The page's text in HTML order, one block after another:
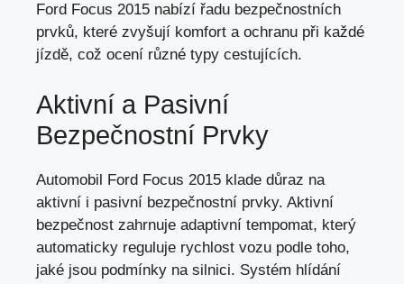
Ford Focus 2015 nabízí řadu bezpečnostních
prvků, které zvyšují komfort a ochranu při každé
jízdě, což ocení různé typy cestujících.
Aktivní a Pasivní
Bezpečnostní Prvky
Automobil Ford Focus 2015 klade důraz na
aktivní i pasivní bezpečnostní prvky. Aktivní
bezpečnost zahrnuje adaptivní tempomat, který
automaticky reguluje rychlost vozu podle toho,
jaké jsou podmínky na silnici. Systém hlídání